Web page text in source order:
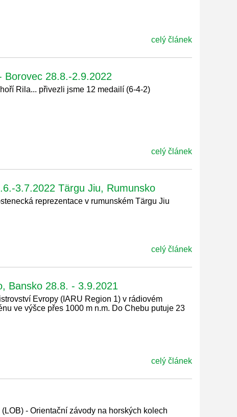
celý článek
28.8.-2.9.2022
Rila... přivezli jsme 12 medailí (6-4-2)
celý článek
3.7.2022 Tärgu Jiu, Rumunsko
reprezentace v rumunském Tärgu Jiu
celý článek
Bansko 28.8. - 3.9.2021
Evropy (IARU Region 1) v rádiovém
ve výšce přes 1000 m n.m. Do Chebu putuje 23
celý článek
- Orientační závody na horských kolech